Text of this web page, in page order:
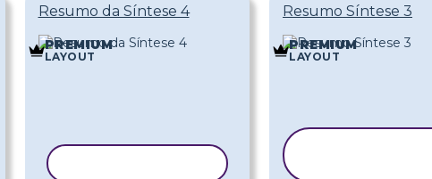
Resumo da Síntese 4
PREMIUM
LAYOUT
Resumo Síntese 3
PREMIUM
LAYOUT